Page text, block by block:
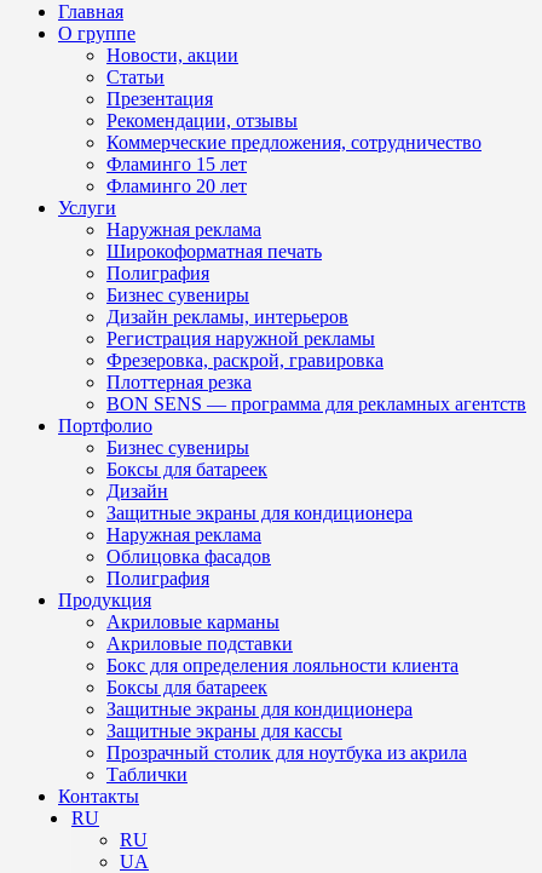
Главная
О группе
Новости, акции
Статьи
Презентация
Рекомендации, отзывы
Коммерческие предложения, сотрудничество
Фламинго 15 лет
Фламинго 20 лет
Услуги
Наружная реклама
Широкоформатная печать
Полиграфия
Бизнес сувениры
Дизайн рекламы, интерьеров
Регистрация наружной рекламы
Фрезеровка, раскрой, гравировка
Плоттерная резка
BON SENS — программа для рекламных агентств
Портфолио
Бизнес сувениры
Боксы для батареек
Дизайн
Защитные экраны для кондиционера
Наружная реклама
Облицовка фасадов
Полиграфия
Продукция
Акриловые карманы
Акриловые подставки
Бокс для определения лояльности клиента
Боксы для батареек
Защитные экраны для кондиционера
Защитные экраны для кассы
Прозрачный столик для ноутбука из акрила
Таблички
Контакты
RU
RU
UA